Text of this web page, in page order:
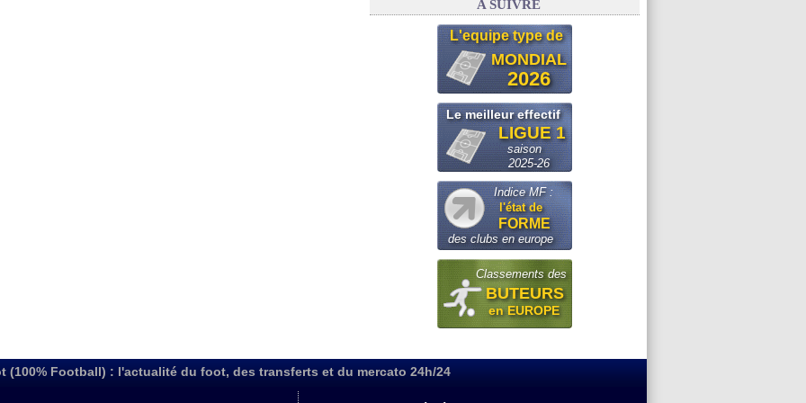
A SUIVRE
L'equipe type de
MONDIAL
2026
Le meilleur effectif
LIGUE 1
saison
2025-26
Indice MF :
l'état de
FORME
des clubs en europe
Classements des
BUTEURS
en EUROPE
(100% Football) : l'actualité du foot, des transferts et du mercato 24h/24